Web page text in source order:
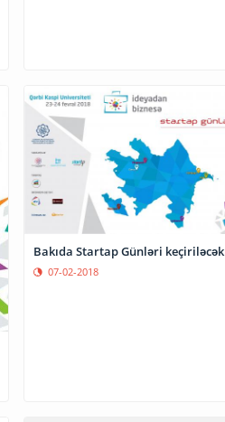
Bakıda Startap Günləri keçiriləcək
07-02-2018